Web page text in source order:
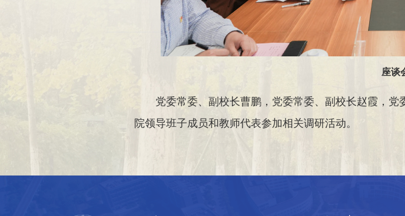
座谈
党委常委、副校长曹鹏，党委常委、副校长赵霞，
院领导班子成员和教师代表参加相关调研活动。